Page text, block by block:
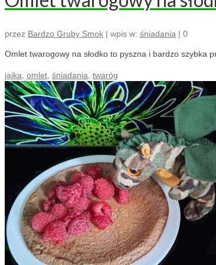
przez Bardzo Gruby Smok | wpis w: śniadania | 0
Omlet twarogowy na słodko to pyszna i bardzo szybka
jajka omlet śniadania twaróg